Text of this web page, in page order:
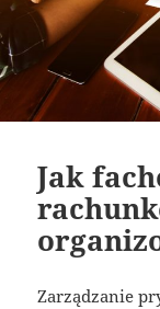
Jak
Zarządzanie